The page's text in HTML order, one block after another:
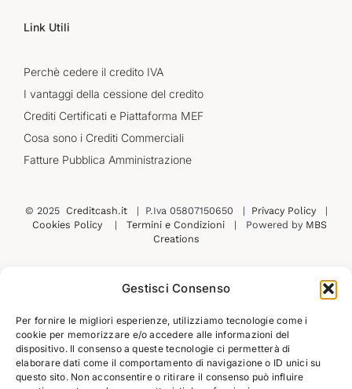
Gestisci Consenso
Per fornire le migliori esperienze, utilizziamo tecnologie come i
cookie per memorizzare e/o accedere alle informazioni del
dispositivo. Il consenso a queste tecnologie ci permetterà di
elaborare dati come il comportamento di navigazione o ID unici su
questo sito. Non acconsentire o ritirare il consenso può influire
Link Utili
Perchè cedere il credito IVA
I vantaggi della cessione del credito
Crediti Certificati e Piattaforma MEF
Cosa sono i Crediti Commerciali
Fatture Pubblica Amministrazione
© 2025 Creditcash.it| P.Iva 05807150650 | Privacy Policy|
Cookies Policy| Termini e Condizioni| Powered by MBS
Creations
Contatti Prenota una consulenza
Iscriviti alla nostra newsletter